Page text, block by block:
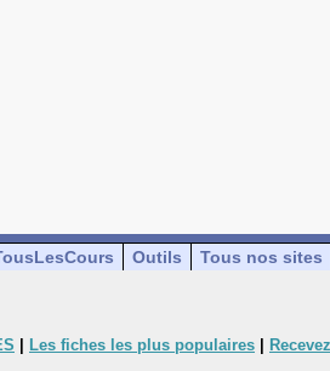
Outils Tous nos sites
Les fiches les plus populaires